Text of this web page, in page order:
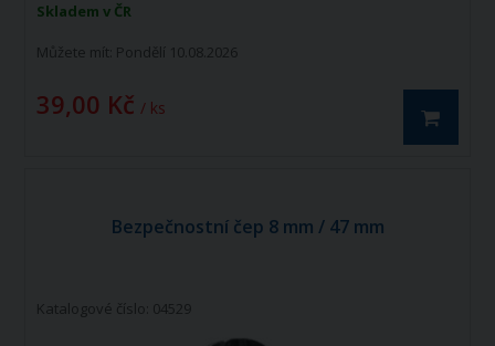
Skladem v ČR
Můžete mít: Pondělí 10.08.2026
39,00 Kč / ks
Bezpečnostní čep 8 mm / 47 mm
Katalogové číslo: 04529